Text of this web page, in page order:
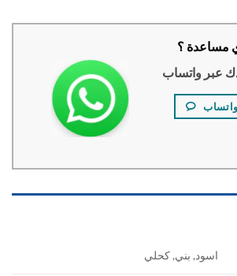
؟
واتساب
اسود, بني, كحلي